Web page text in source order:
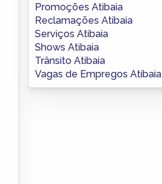
Promoções Atibaia
Reclamações Atibaia
Serviços Atibaia
Shows Atibaia
Trânsito Atibaia
Vagas de Empregos Atibaia